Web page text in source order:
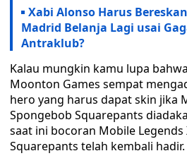
Xabi Alonso Harus
Madrid Belanja Lagi usai
Antraklub?
Kalau mungkin kamu lupa
Moonton Games sempat
hero yang harus dapat skin jika
Spongebob Squarepants
saat ini bocoran Mobile Legends
Squarepants telah kembali hadir.